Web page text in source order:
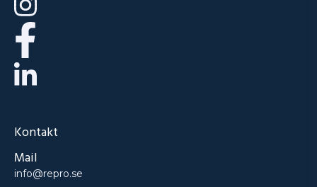
Kontakt
Mail
info@repro.se